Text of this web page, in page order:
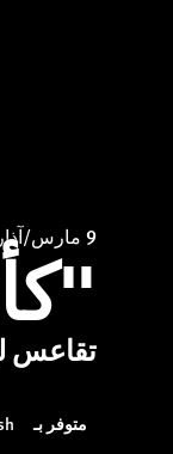
9 مارس/آذار 2023
تقاعس
متوفر بـ